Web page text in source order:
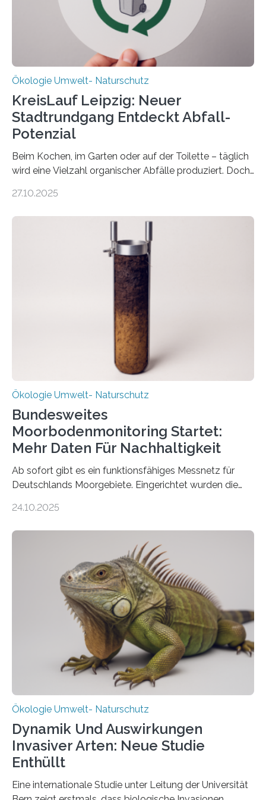
freuen uns sehr über…
Ökologie Umwelt- Naturschutz
KreisLauf Leipzig: Neuer
Stadtrundgang Entdeckt Abfall-
Potenzial
Beim Kochen, im Garten oder auf der Toilette – täglich
wird eine Vielzahl organischer Abfälle produziert. Doch
Potenzial nur dann entfalten können, wenn sie in
Veränderung der Wirtschaft wichtig ist, zeigt der vom
Deutschen Biomasseforschungszentrum und der
Stadtreinigung Leipzig konzipierte und am 24. Oktober
2025 offiziell eingeweihte Stadtrundgang „KreisLauf“. Er
ist ab sofort im Leipziger Stadtgebiet…
27.10.2025
Ökologie Umwelt- Naturschutz
Bundesweites
Moorbodenmonitoring Startet:
Mehr Daten Für Nachhaltigkeit
Ab sofort gibt es ein funktionsfähiges Messnetz für
Deutschlands Moorgebiete. Eingerichtet wurden die
vergangenen fünf Jahren von Wissenschaftlerinnen
heutigen Donnerstag übergeben sie ihren Bericht zur
Aufbauphase an den Auftraggeber, das
Bundesministerium für Landwirtschaft, Ernährung und
Heimat. Braunschweig/Eberswalde (23. Oktober 2025).
Ein Netz aus 155 Messstationen spannt sich neuerdings
über Deutschlands Moorböden. Eingerichtet wurden sie
in den vergangenen fünf Jahren von
Wissenschaftlerinnen und Wissenschaftlern des
Thünen-Instituts für Agrarklimaschutz…
24.10.2025
Ökologie Umwelt- Naturschutz
Dynamik Und Auswirkungen
Invasiver Arten: Neue Studie
Enthüllt
Eine internationale Studie unter Leitung der Universität